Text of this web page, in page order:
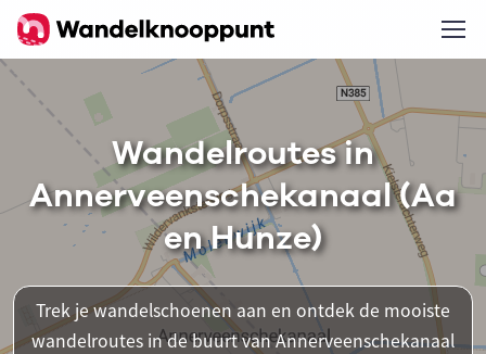
Wandelroutes in
Annerveenschekanaal (Aa
en Hunze)
Trek je wandelschoenen aan en ontdek de mooiste
wandelroutes in de buurt van Annerveenschekanaal